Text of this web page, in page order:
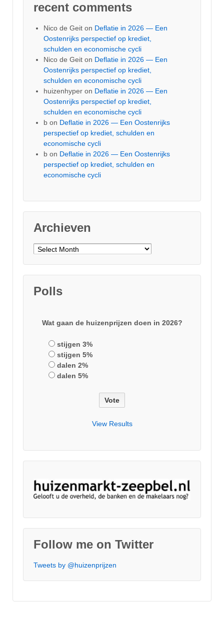
recent comments
Nico de Geit on Deflatie in 2026 — Een
Oostenrijks perspectief op krediet,
schulden en economische cycli
Nico de Geit on Deflatie in 2026 — Een
Oostenrijks perspectief op krediet,
schulden en economische cycli
huizenhyper on Deflatie in 2026 — Een
Oostenrijks perspectief op krediet,
schulden en economische cycli
b on Deflatie in 2026 — Een Oostenrijks
perspectief op krediet, schulden en
economische cycli
b on Deflatie in 2026 — Een Oostenrijks
perspectief op krediet, schulden en
economische cycli
Archieven
Archieven
Polls
Wat gaan de huizenprijzen doen in 2026?
stijgen 3%
stijgen 5%
dalen 2%
dalen 5%
View Results
Follow me on Twitter
Tweets by @huizenprijzen